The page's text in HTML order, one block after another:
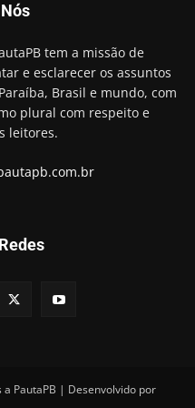
que permitia bancos
de clientes
deixa crianças e
em creche
tem a missão de
e esclarecer os assuntos
Brasil e mundo, com
plural com respeito e
leitores.
PautaPB | Desenvolvido por